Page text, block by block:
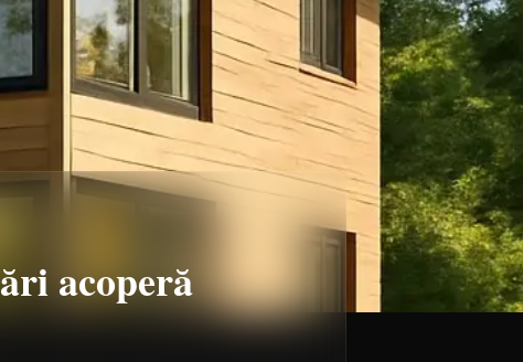
acoperă